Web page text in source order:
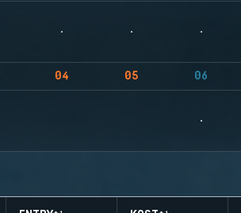
04 05 06